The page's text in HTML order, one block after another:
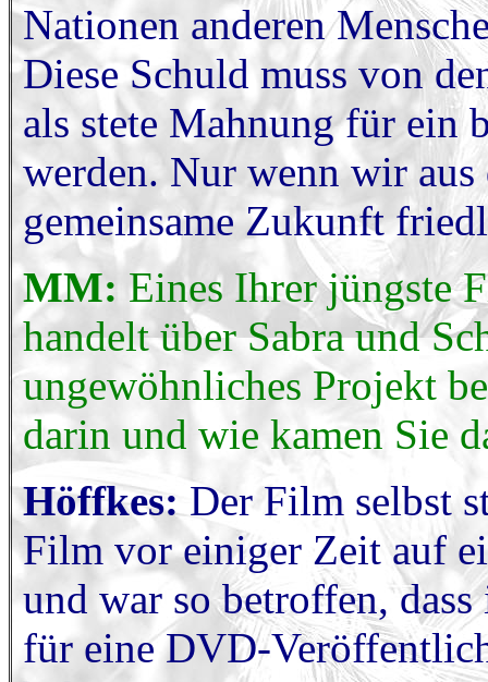
Nationen anderen
Diese Schuld muss von
als stete Mahnung für ein
werden. Nur wenn wir
gemeinsame Zukunft
MM: Eines Ihrer jüngste
handelt über Sabra und
ungewöhnliches Projekt
darin und wie kamen Sie
Höffkes: Der Film selbst
Film vor einiger Zeit auf
und war so betroffen,
für eine DVD-